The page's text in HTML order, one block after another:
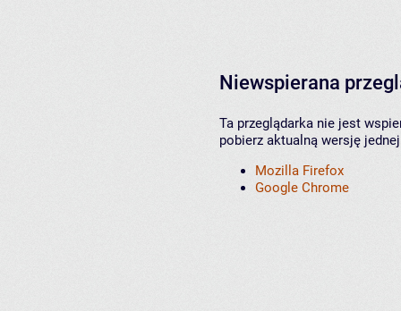
Niewspierana
Ta przeglądarka nie jest
pobierz aktualną wersję
Mozilla Firefox
Google Chrome